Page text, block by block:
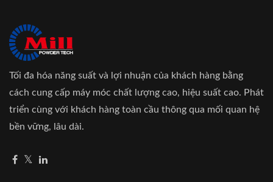
Tối đa hóa năng suất và lợi nhuận của khách hàng bằng
cách cung cấp máy móc chất lượng cao, hiệu suất cao. Phát
triển cùng với khách hàng toàn cầu thông qua mối quan hệ
bền vững, lâu dài.